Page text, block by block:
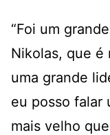
“Foi um
Nikolas, que é
uma grande
eu posso falar
mais velho